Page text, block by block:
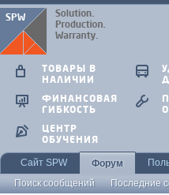
ТОВАРЫ В
НАЛИЧИИ
ФИНАНСОВАЯ
ГИБКОСТЬ
ЦЕНТР
ОБУЧЕНИЯ
Сайт SPW
Форум
Поиск сообщений
Последние